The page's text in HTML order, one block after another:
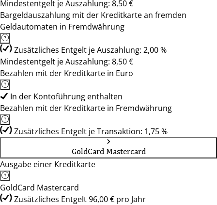
Mindestentgelt je Auszahlung: 8,50 €
Bargeldauszahlung mit der Kreditkarte an fremden
Geldautomaten in Fremdwährung
Zusätzliches Entgelt je Auszahlung: 2,00 %
Mindestentgelt je Auszahlung: 8,50 €
Bezahlen mit der Kreditkarte in Euro
In der Kontoführung enthalten
Bezahlen mit der Kreditkarte in Fremdwährung
Zusätzliches Entgelt je Transaktion: 1,75 %
GoldCard Mastercard
Ausgabe einer Kreditkarte
GoldCard Mastercard
Zusätzliches Entgelt 96,00 € pro Jahr